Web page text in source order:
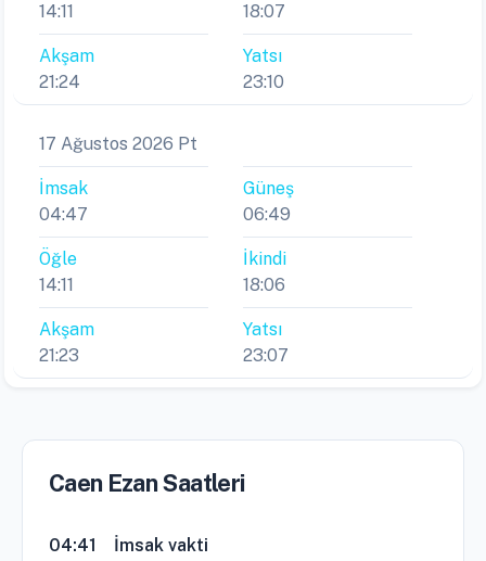
14:11
18:07
Akşam
21:24
Yatsı
23:10
17 Ağustos 2026 Pt
İmsak
04:47
Güneş
06:49
Öğle
14:11
İkindi
18:06
Akşam
21:23
Yatsı
23:07
Caen Ezan Saatleri
04:41
İmsak vakti